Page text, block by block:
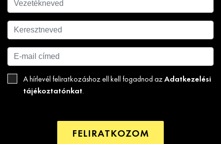
A hírlevél feliratkozáshoz ell kell fogadnod az Adatkezelési
tájékoztatónkat.
FELIRATKOZOM